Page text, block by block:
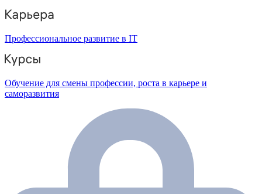
Профессиональное развитие в IT
Обучение для смены профессии, роста в карьере и
саморазвития